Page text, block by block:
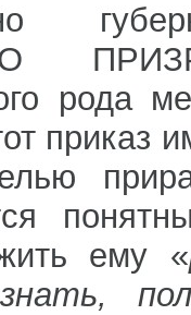
рода
приказ
ему «